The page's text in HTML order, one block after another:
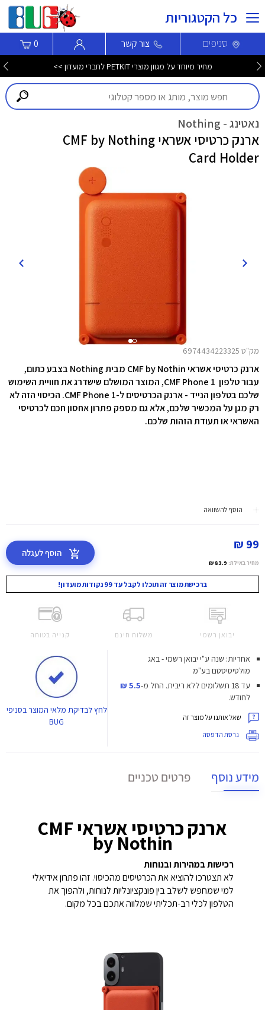
כל הקטגוריות
סניפים צור קשר 0
מחיר מיוחד על מגוון מוצרי PETKIT לחברי מועדון >>
נאטינג - Nothing
ארנק כרטיסי אשראי CMF by Nothing
Card Holder
מק"ט 6974434223325
ארנק כרטיסי אשראי CMF by Nothin מבית Nothing בצבע כתום,
עבור טלפון CMF Phone 1, המוצר המושלם שישדרג את חוויית השימוש
שלכם בטלפון הנייד - ארנק הכרטיסים ל-CMF Phone 1. הכיסוי הזה לא
רק מגן על המכשיר שלכם, אלא גם מספק פתרון אחסון חכם לכרטיסי
האשראי או תעודת הזהות שלכם.
הוסף להשוואה
99 ₪
מחיר באילת: 83.9 ₪
הוסף לעגלה
ברכישת מוצר זה תוכלו לקבל עד 99 נקודות מועדון!
יבואן רשמי משלוח חינם קנייה בטוחה
אחריות: שנה ע"י יבואן רשמי - באג
מולטיסיסטם בע"מ
עד 18 תשלומים ללא ריבית.
החל מ-5.5 ₪
לחודש.
שאל אותנו על מוצר זה
גרסת הדפסה
לחץלבדיקת מלאי המוצר בסניפי
BUG
מידע נוסף פרטים טכניים
ארנק כרטיסי אשראי CMF
by Nothin
רכישות במהירות ובנוחות
לא תצטרכו להוציא את הכרטיסים מהכיסוי. זהו פתרון אידיאלי
למי שמחפש לשלב בין פונקציונליות לנוחות, ולהפוך את
הטלפון לכלי רב-תכליתי שמלווה אתכם בכל מקום.